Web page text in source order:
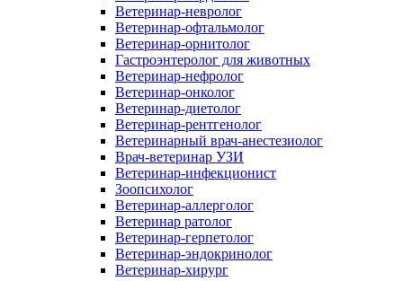
Ветеринар-невролог
Ветеринар-офтальмолог
Ветеринар-орнитолог
Гастроэнтеролог для животных
Ветеринар-нефролог
Ветеринар-онколог
Ветеринар-диетолог
Ветеринар-рентгенолог
Ветеринарный врач-анестезиолог
Врач-ветеринар УЗИ
Ветеринар-инфекционист
Зоопсихолог
Ветеринар-аллерголог
Ветеринар ратолог
Ветеринар-герпетолог
Ветеринар-эндокринолог
Ветеринар-хирург